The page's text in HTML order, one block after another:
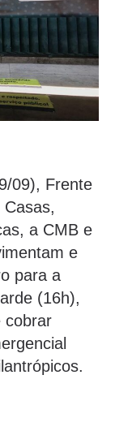
09), Frente
a CMB e
e
para a
(16h),
cobrar